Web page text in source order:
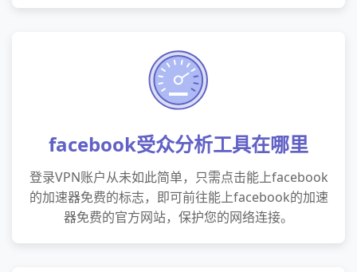
facebook受众分析工具在哪里
登录VPN账户从未如此简单，只需点击能上facebook
的加速器免费的标志，即可前往能上facebook的加速
器免费的官方网站，保护您的网络连接。